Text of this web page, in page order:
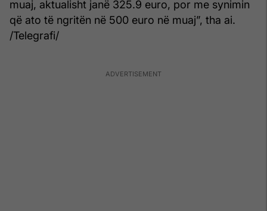
muaj, aktualisht janë 325.9 euro, por me synimin
që ato të ngritën në 500 euro në muaj”, tha ai.
/Telegrafi/